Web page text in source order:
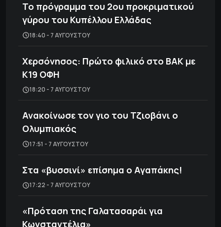
Το πρόγραμμα του 2ου προκριματικού
γύρου του Κυπέλλου Ελλάδας
18:40 - 7 ΑΥΓΟΎΣΤΟΥ
Χερσόνησος: Πρώτο φιλικό στο ΒΑΚ με
Κ19 ΟΦΗ
18:20 - 7 ΑΥΓΟΎΣΤΟΥ
Ανακοίνωσε τον γιο του Τζιοβάνι ο
Ολυμπιακός
17:51 - 7 ΑΥΓΟΎΣΤΟΥ
Στα «βυσσινί» επίσημα ο Αγαπάκης!
17:22 - 7 ΑΥΓΟΎΣΤΟΥ
«Πρόταση της Γαλατασαράι για
Κωνσταντέλια»